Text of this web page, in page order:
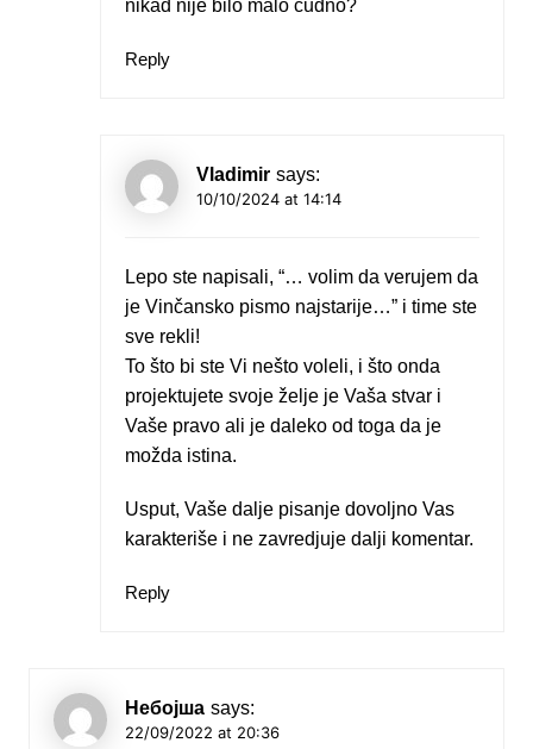
nikad nije bilo malo čudno?
Reply
Vladimir says:
10/10/2024 at 14:14
Lepo ste napisali, “… volim da verujem da
je Vinčansko pismo najstarije…” i time ste
sve rekli!
To što bi ste Vi nešto voleli, i što onda
projektujete svoje želje je Vaša stvar i
Vaše pravo ali je daleko od toga da je
možda istina.
Usput, Vaše dalje pisanje dovoljno Vas
karakteriše i ne zavredjuje dalji komentar.
Reply
Небојша says:
22/09/2022 at 20:36